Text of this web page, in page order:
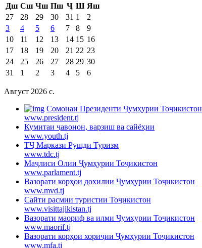
Дш Сш Чш Пш Ҷ Ш Яш
27
28 29 30 31 1
2
3
4 5 6 7 8
9
10
11 12 13 14 15 16
17
18 19 20 21 22 23
24
25 26 27 28 29 30
31
1 2 3 4 5 6
Август 2026 c.
Cомонаи Президенти Ҷумҳурии Тоҷикистон
www.president.tj
Кумитаи ҷавонон, варзиш ва сайёҳии
www.youth.tj
ТҶ Маркази Рушди Туризм
www.tdc.tj
Маҷлиси Олии Ҷумҳурии Тоҷикистон
www.parlament.tj
Вазорати корҳои дохилии Ҷумҳурии Тоҷикистон
www.mvd.tj
Сайти расмии туристии Тоҷикистон
www.visittajikistan.tj
Вазорати маориф ва илми Ҷумҳурии Тоҷикистон
www.maorif.tj
Вазорати корҳои хориҷии Ҷумҳурии Тоҷикистон
www.mfa.tj